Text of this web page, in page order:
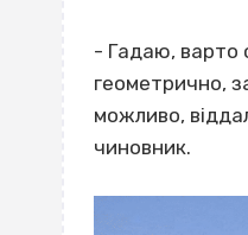
- Гадаю, варто
геометрично,
можливо,
чиновник.